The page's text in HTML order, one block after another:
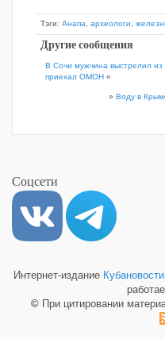
Тэги: Анапа археологи
Другие сообщения
В Сочи мужчина выстрелил из
приехал ОМОН «
» Воду в
Соцсети
Интернет-издание
© При цитировании